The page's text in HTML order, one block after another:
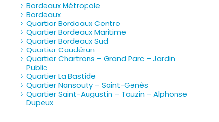
Bordeaux Métropole
Bordeaux
Quartier Bordeaux Centre
Quartier Bordeaux Maritime
Quartier Bordeaux Sud
Quartier Caudéran
Quartier Chartrons – Grand Parc – Jardin
Public
Quartier La Bastide
Quartier Nansouty – Saint-Genès
Quartier Saint-Augustin – Tauzin – Alphonse
Dupeux